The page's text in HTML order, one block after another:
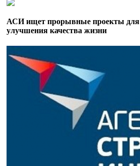
АСИ ищет прорывные проекты для
улучшения качества жизни